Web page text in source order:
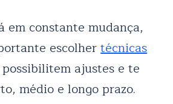
em constante mudança,
escolhertécnicas
ajustes e te
médio e longo prazo.